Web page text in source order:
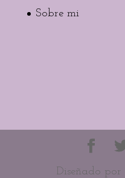
Sobre mi
Diseñado por